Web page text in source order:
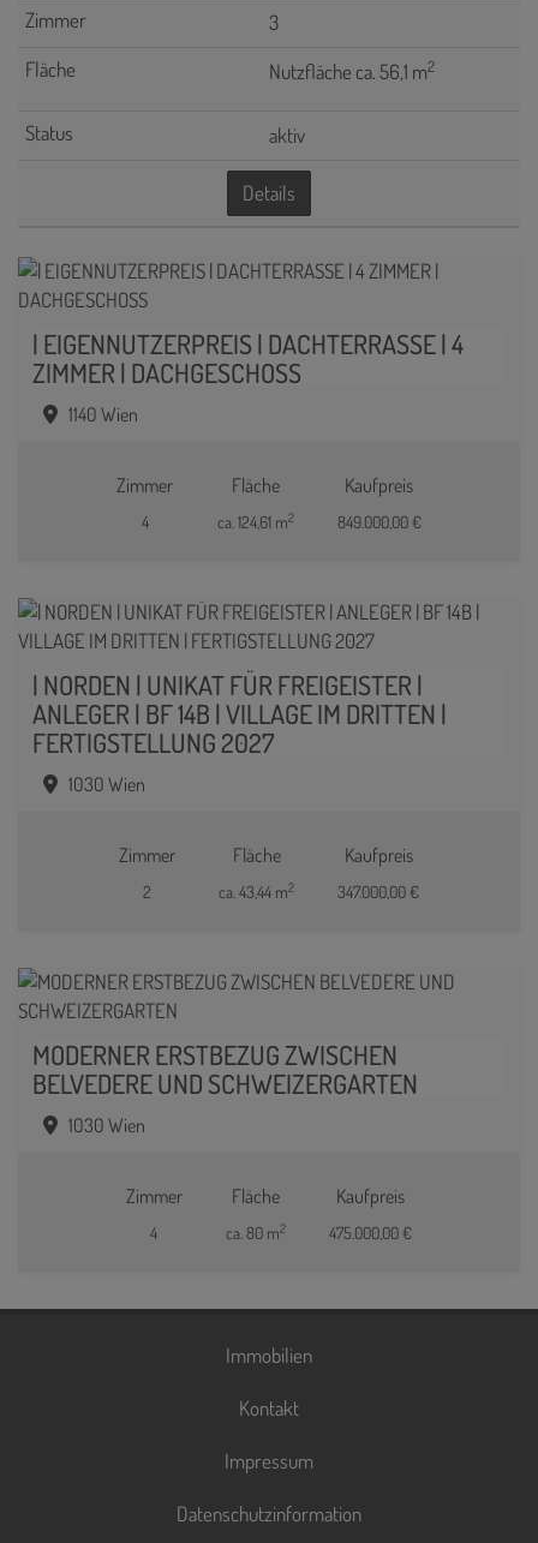
3
Nutzfläche ca. 56,1 m2
aktiv
Details
| EIGENNUTZERPREIS | DACHTERRASSE | 4
ZIMMER | DACHGESCHOSS
1140 Wien
Zimmer
4
Fläche
ca. 124,61 m2
Kaufpreis
849.000,00 €
| NORDEN | UNIKAT FÜR FREIGEISTER |
ANLEGER | BF 14B | VILLAGE IM DRITTEN |
FERTIGSTELLUNG 2027
1030 Wien
Zimmer
2
Fläche
ca. 43,44 m2
Kaufpreis
347.000,00 €
MODERNER ERSTBEZUG ZWISCHEN
BELVEDERE UND SCHWEIZERGARTEN
1030 Wien
Zimmer
4
Fläche
ca. 80 m2
Kaufpreis
475.000,00 €
Immobilien
Kontakt
Impressum
Datenschutzinformation